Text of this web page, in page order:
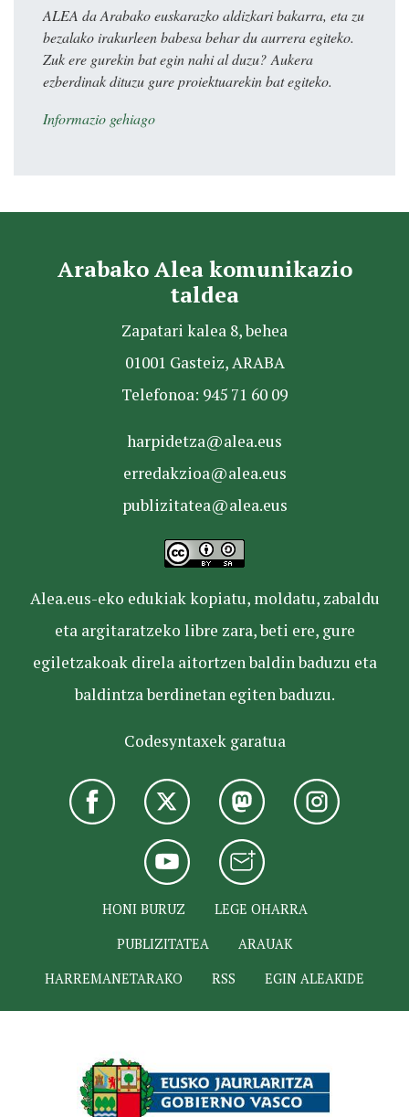
ALEA da Arabako euskarazko aldizkari bakarra, eta zu
bezalako irakurleen babesa behar du aurrera egiteko.
Zuk ere gurekin bat egin nahi al duzu? Aukera
ezberdinak dituzu gure proiektuarekin bat egiteko.
Informazio gehiago
Arabako Alea komunikazio
taldea
Zapatari kalea 8, behea
01001 Gasteiz, ARABA
Telefonoa: 945 71 60 09
harpidetza@alea.eus
erredakzioa@alea.eus
publizitatea@alea.eus
Alea.eus-eko edukiak kopiatu, moldatu, zabaldu
eta argitaratzeko libre zara, beti ere, gure
egiletzakoak direla aitortzen baldin baduzu eta
baldintza berdinetan egiten baduzu.
Codesyntaxek garatua
HONI BURUZ
LEGE OHARRA
PUBLIZITATEA
ARAUAK
HARREMANETARAKO
RSS EGIN ALEAKIDE